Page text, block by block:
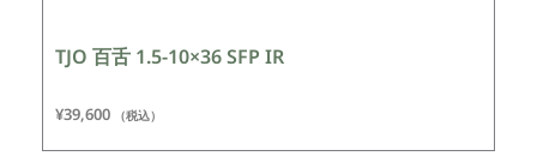
TJO 百舌 1.5-10×36 SFP IR
¥39,600 （税込）